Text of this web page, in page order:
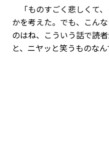
「ものすごく悲しくて
かを考えた。でも、こん
のはね、こういう話で読
と、ニヤッと笑うものなん